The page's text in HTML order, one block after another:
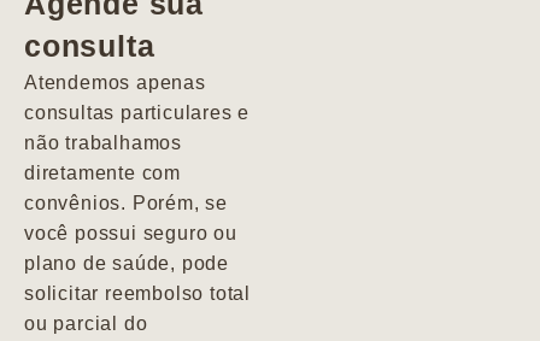
consulta
Atendemos apenas
consultas particulares e
não trabalhamos
diretamente com
convênios. Porém, se
você possui seguro ou
plano de saúde, pode
solicitar reembolso total
ou parcial do